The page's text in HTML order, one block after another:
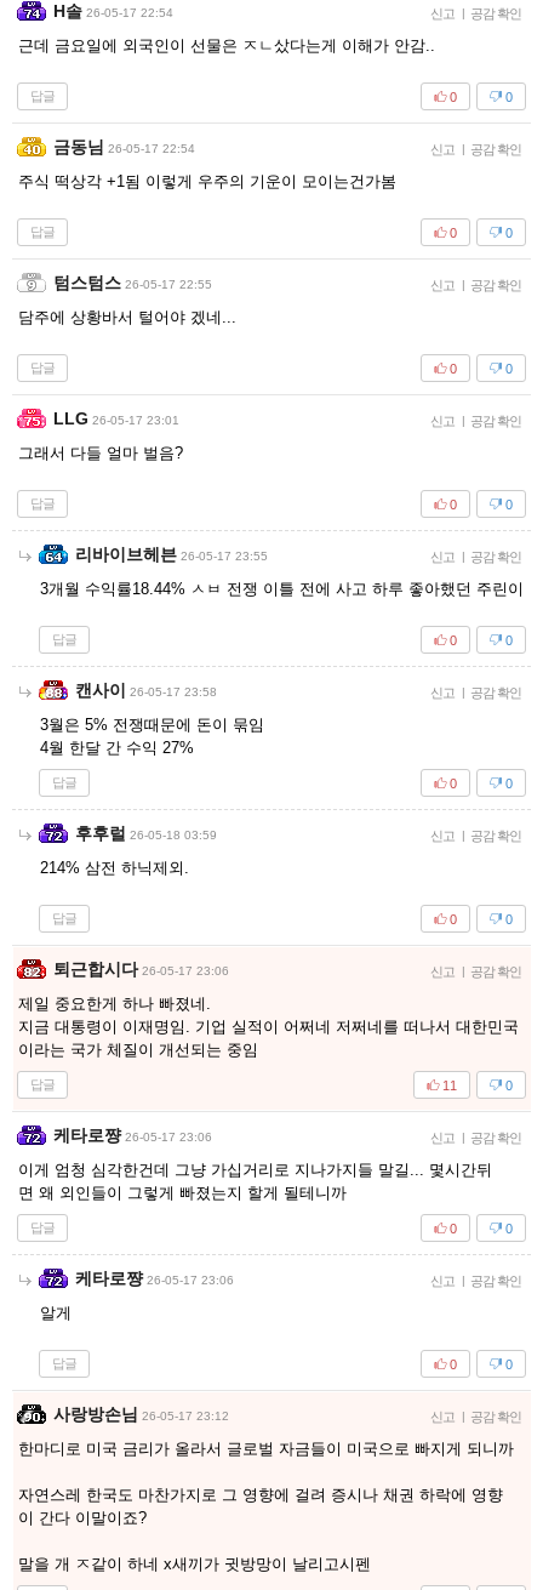
H솔 26-05-17 22:54 신고 | 공감 확인
근데 금요일에 외국인이 선물은 ㅈㄴ샀다는게 이해가 안감..
답글 0
0
금동님 26-05-17 22:54 신고 | 공감 확인
주식 떡상각 +1됨 이렇게 우주의 기운이 모이는건가봄
답글 0
0
텀스텀스 26-05-17 22:55 신고 | 공감 확인
담주에 상황바서 털어야 겠네...
답글 0
0
LLG 26-05-17 23:01 신고 | 공감 확인
그래서 다들 얼마 벌음?
답글 0
0
리바이브헤븐 26-05-17 23:55 신고 | 공감 확인
3개월 수익률18.44% ㅅㅂ 전쟁 이틀 전에 사고 하루 좋아했던 주린이
답글 0
0
캔사이 26-05-17 23:58 신고 | 공감 확인
3월은 5% 전쟁때문에 돈이 묶임
4월 한달 간 수익 27%
답글 0
0
후후럴 26-05-18 03:59 신고 | 공감 확인
214% 삼전 하닉제외.
답글 0
0
퇴근합시다 26-05-17 23:06 신고 | 공감 확인
제일 중요한게 하나 빠졌네.
지금 대통령이 이재명임. 기업 실적이 어쩌네 저쩌네를 떠나서 대한민국
이라는 국가 체질이 개선되는 중임
답글 0
11
케타로쨩 26-05-17 23:06 신고 | 공감 확인
이게 엄청 심각한건데 그냥 가십거리로 지나가지들 말길... 몇시간뒤
면 왜 외인들이 그렇게 빠졌는지 할게 될테니까
답글 0
0
케타로쨩 26-05-17 23:06 신고 | 공감 확인
알게
답글 0
0
사랑방손님 26-05-17 23:12 신고 | 공감 확인
한마디로 미국 금리가 올라서 글로벌 자금들이 미국으로 빠지게 되니까
자연스레 한국도 마찬가지로 그 영향에 걸려 증시나 채권 하락에 영향
이 간다 이말이죠?
말을 개 ㅈ같이 하네 x새끼가 귓방망이 날리고시펜